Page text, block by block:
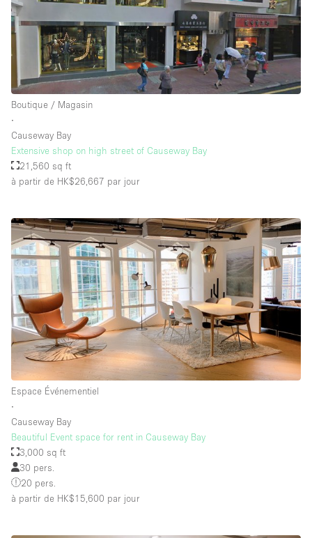
Boutique / Magasin
∙
Causeway Bay
Extensive shop on high street of Causeway Bay
21,560 sq ft
à partir de HK$26,667 par jour
Espace Événementiel
∙
Causeway Bay
Beautiful Event space for rent in Causeway Bay
3,000 sq ft
30 pers.
20 pers.
à partir de HK$15,600 par jour